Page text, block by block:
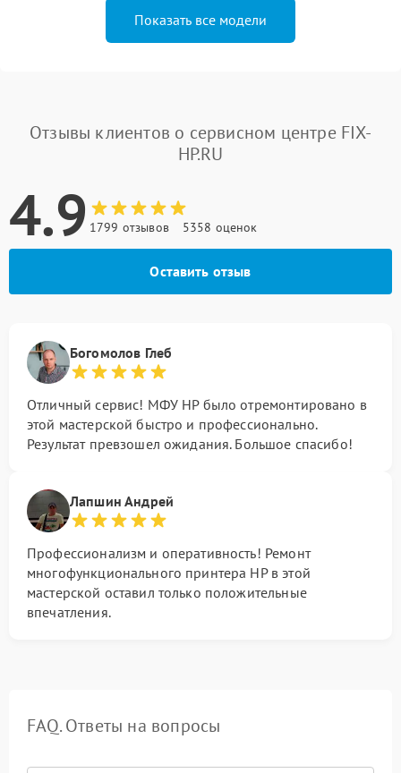
Показать все модели
Отзывы клиентов о сервисном центре FIX-
HP.RU
4.9 1799 отзывов 5358 оценок
Оставить отзыв
Богомолов Глеб
Отличный сервис! МФУ HP было отремонтировано в
этой мастерской быстро и профессионально.
Результат превзошел ожидания. Большое спасибо!
Лапшин Андрей
Профессионализм и оперативность! Ремонт
многофункционального принтера HP в этой
мастерской оставил только положительные
впечатления.
FAQ. Ответы на вопросы